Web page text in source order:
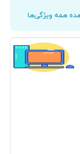
همه ویژگی‌ها